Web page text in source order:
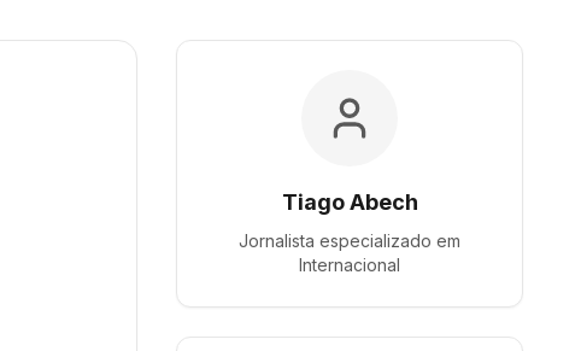
Tiago Abech
Jornalista especializado em
Internacional